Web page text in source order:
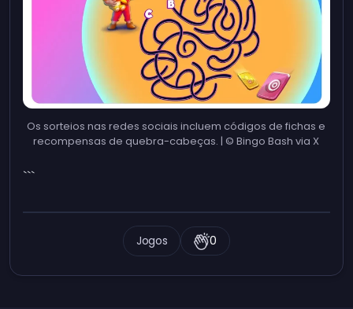
Os sorteios nas redes sociais incluem códigos de fichas e
recompensas de quebra-cabeças. | © Bingo Bash via X
```
Jogos 0